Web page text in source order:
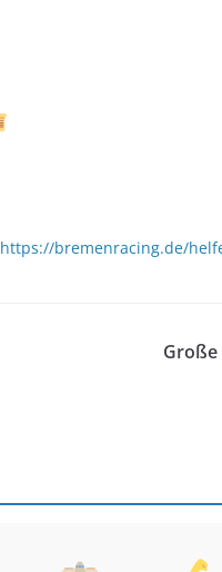
https://bremenracing.de/
Große